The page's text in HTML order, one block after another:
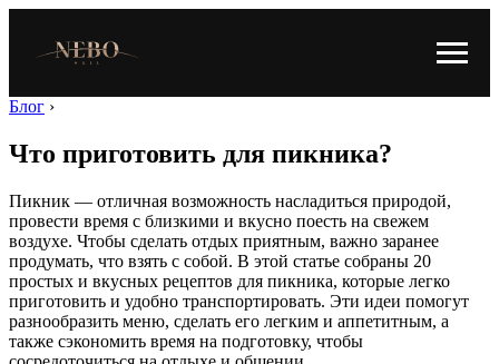
Блог ›
Что приготовить для пикника?
Пикник — отличная возможность насладиться природой,
провести время с близкими и вкусно поесть на свежем
воздухе. Чтобы сделать отдых приятным, важно заранее
продумать, что взять с собой. В этой статье собраны 20
простых и вкусных рецептов для пикника, которые легко
приготовить и удобно транспортировать. Эти идеи помогут
разнообразить меню, сделать его легким и аппетитным, а
также сэкономить время на подготовку, чтобы